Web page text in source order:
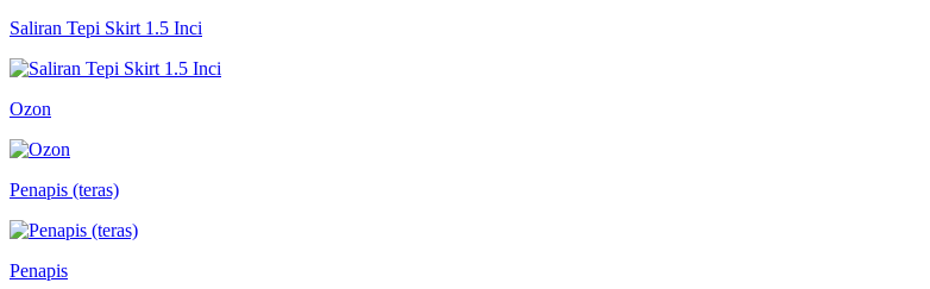
Saliran Tepi Skirt 1.5 Inci
Ozon
Penapis (teras)
Penapis